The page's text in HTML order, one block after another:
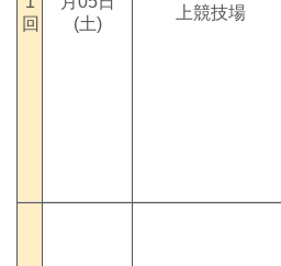
回
(土)
上競技場